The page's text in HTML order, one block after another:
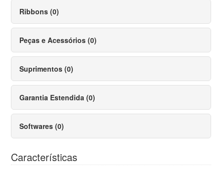
Ribbons (0)
Peças e Acessórios (0)
Suprimentos (0)
Garantia Estendida (0)
Softwares (0)
Características